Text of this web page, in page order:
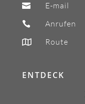
 E-mail
 Anrufen
 Route
ENTDECK